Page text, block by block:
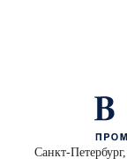
Санкт-